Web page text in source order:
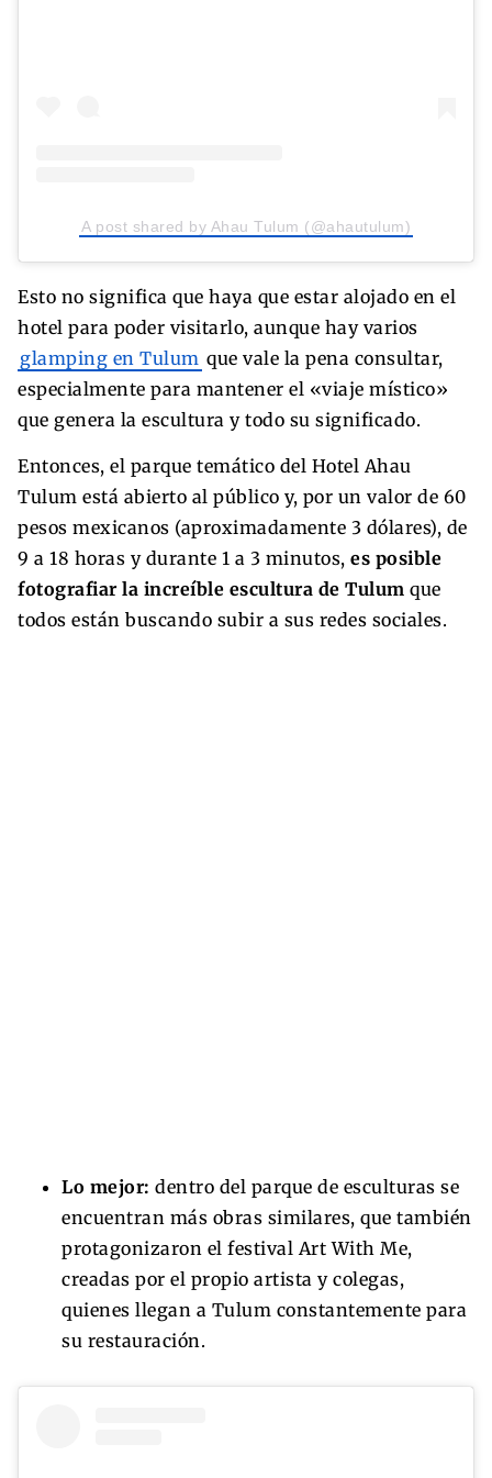
A post shared by Ahau Tulum (@ahautulum)
Esto no significa que haya que estar alojado en el
hotel para poder visitarlo, aunque hay varios
glamping en Tulum que vale la pena consultar,
especialmente para mantener el «viaje místico»
que genera la escultura y todo su significado.
Entonces, el parque temático del Hotel Ahau
Tulum está abierto al público y, por un valor de 60
pesos mexicanos (aproximadamente 3 dólares), de
9 a 18 horas y durante 1 a 3 minutos, es posible
fotografiar la increíble escultura de Tulum que
todos están buscando subir a sus redes sociales.
Lo mejor: dentro del parque de esculturas se
encuentran más obras similares, que también
protagonizaron el festival Art With Me,
creadas por el propio artista y colegas,
quienes llegan a Tulum constantemente para
su restauración.